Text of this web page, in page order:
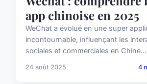
app chinoise en 2025
WeChat a évolué en une super
incontournable, influençant les
sociales et commerciales en
24 août 2025 4